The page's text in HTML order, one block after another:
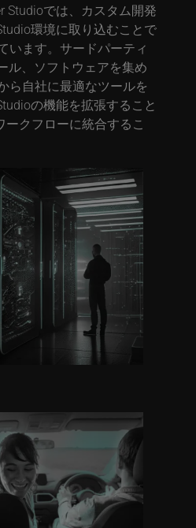
Studioでは、カスタム開発
環境に取り込むことで
います。サードパーティ
ル、ソフトウェアを集め
ら自社に最適なツールを
の機能を拡張すること
クフローに統合するこ